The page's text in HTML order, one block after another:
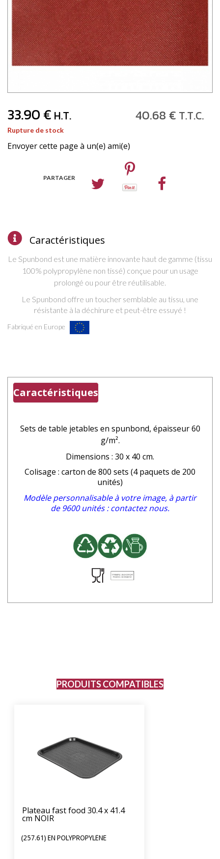
33.90€ H.T. 40.68 € T.T.C.
Rupture de stock
Envoyer cette page à un(e) ami(e)
PARTAGER
Caractéristiques
Le Spunbond est une matière innovante haut de gamme (tissu
100% polypropylène non tissé) conçue pour un usage
prolongé ou pour être réutilisable.
L e Spunbond offre un toucher semblable au tissu, une
résistante à la déchirure et peut-être essuyé !
Fabriqué en Europe
Caractéristiques
Sets de table jetables en spunbond, épaisseur 60
g/m².
Dimensions : 30 x 40 cm.
Colisage : carton de 800 sets (4 paquets de 200
unités)
Modèle personnalisable à votre image, à partir
de 9600 unités : contactez nous.
PRODUITS COMPATIBLES
Plateau fast food 30.4 x 41.4
cm NOIR
(257.61) EN POLYPROPYLÈNE